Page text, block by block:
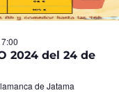
2024 del 24 de
de Jatama